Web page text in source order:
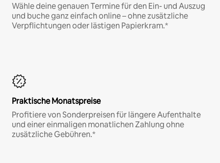
Wähle deine genauen Termine für den Ein- und Auszug
und buche ganz einfach online – ohne zusätzliche
Verpflichtungen oder lästigen Papierkram.*
Praktische Monatspreise
Profitiere von Sonderpreisen für längere Aufenthalte
und einer einmaligen monatlichen Zahlung ohne
zusätzliche Gebühren.*